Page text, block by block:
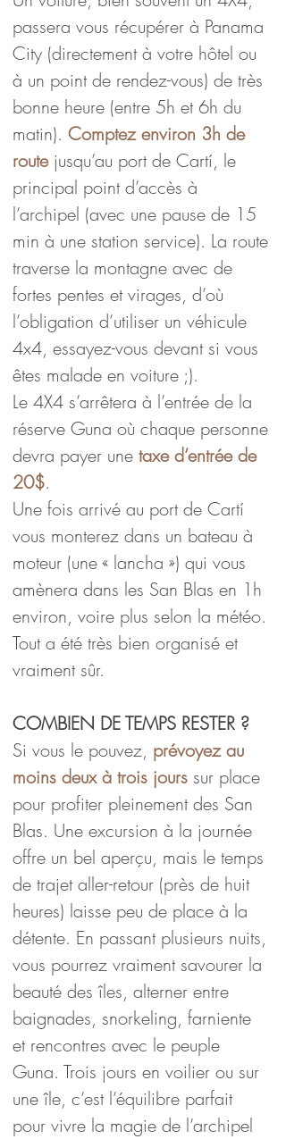
passera vous récupérer à Panama
City (directement à votre hôtel ou
à un point de rendez-vous) de très
bonne heure (entre 5h et 6h du
matin). Comptez environ 3h de
route jusqu’au port de Cartí, le
principal point d’accès à
l’archipel (avec une pause de 15
min à une station service). La route
traverse la montagne avec de
fortes pentes et virages, d’où
l’obligation d’utiliser un véhicule
4x4, essayez-vous devant si vous
êtes malade en voiture ;).
Le 4X4 s’arrêtera à l’entrée de la
réserve Guna où chaque personne
devra payer une taxe d’entrée de
20$.
Une fois arrivé au port de Cartí
vous monterez dans un bateau à
moteur (une « lancha ») qui vous
amènera dans les San Blas en 1h
environ, voire plus selon la météo.
Tout a été très bien organisé et
vraiment sûr.
COMBIEN DE TEMPS RESTER ?
Si vous le pouvez, prévoyez au
moins deux à trois jours sur place
pour profiter pleinement des San
Blas. Une excursion à la journée
offre un bel aperçu, mais le temps
de trajet aller-retour (près de huit
heures) laisse peu de place à la
détente. En passant plusieurs nuits,
vous pourrez vraiment savourer la
beauté des îles, alterner entre
baignades, snorkeling, farniente
et rencontres avec le peuple
Guna. Trois jours en voilier ou sur
une île, c’est l’équilibre parfait
pour vivre la magie de l’archipel